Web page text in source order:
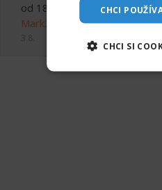
od 180 ,- Kč do 200 ,- Kč za
Mark2 Corporation Czech a.s.
CHCI
CHCI SI